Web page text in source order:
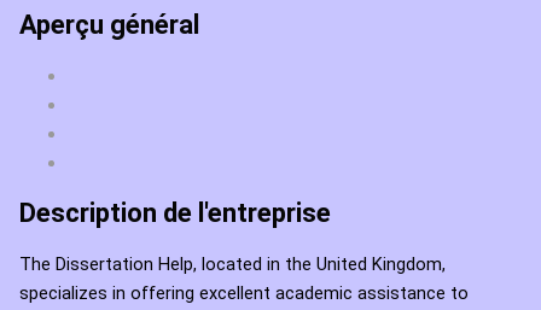
Aperçu général
Description de l'entreprise
The Dissertation Help, located in the United Kingdom,
specializes in offering excellent academic assistance to